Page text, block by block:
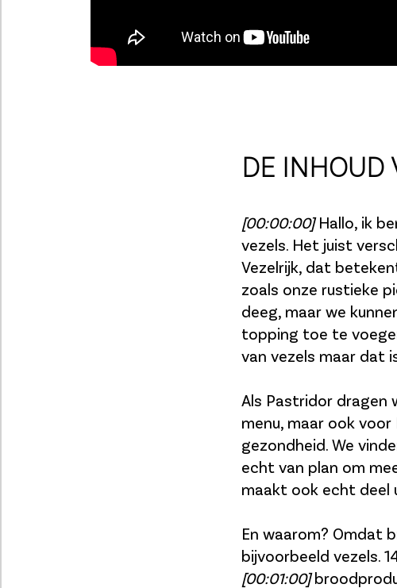
DE INHOUD
[00:00:00]Hallo, ik
vezels. Het juist
Vezelrijk, dat
zoals onze rustieke
deeg, maar we
topping toe te
van vezels maar dat
Als Pastridor dragen
menu, maar ook
gezondheid. We
echt van plan om
maakt ook echt deel
En waarom? Omdat
bijvoorbeeld vezels.
[00:01:00]